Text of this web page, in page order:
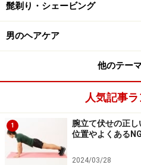
髭剃り・シェービング
男のヘアケア
他のテー
人気記事
1
腕立て伏せの正
位置やよくある
2024/03/28